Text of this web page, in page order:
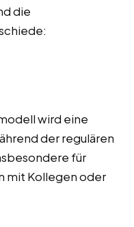
die
wird eine
der regulären
für
mit Kollegen oder